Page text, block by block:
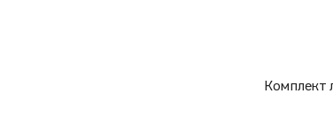
Комплект